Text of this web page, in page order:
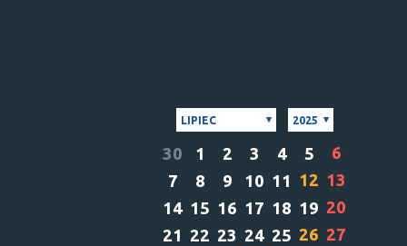
LIPIEC 2025
30 1 2 3 4 5
6
7
8 9 10 11 12 13
14 15 16 17 18 19 20
21 22 23 24 25 26 27